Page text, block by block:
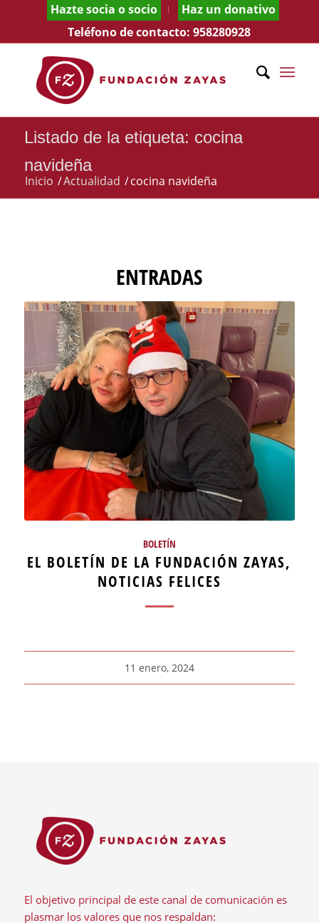
Hazte socia o socio
Haz un donativo
Teléfono de contacto:958280928
Listado de la etiqueta: cocina
navideña
Inicio /Actualidad /cocina navideña
ENTRADAS
BOLETÍN
EL BOLETÍN DE LA FUNDACIÓN ZAYAS,
NOTICIAS FELICES
11 enero, 2024
El objetivo principal de este canal de comunicación es
plasmar los valores que nos respaldan: